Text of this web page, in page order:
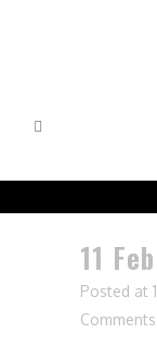
11 Feb
Posted at
Comments